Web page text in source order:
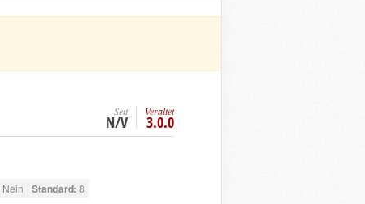
Seit
N/V
Veraltet
3.0.0
Nein Standard: 8